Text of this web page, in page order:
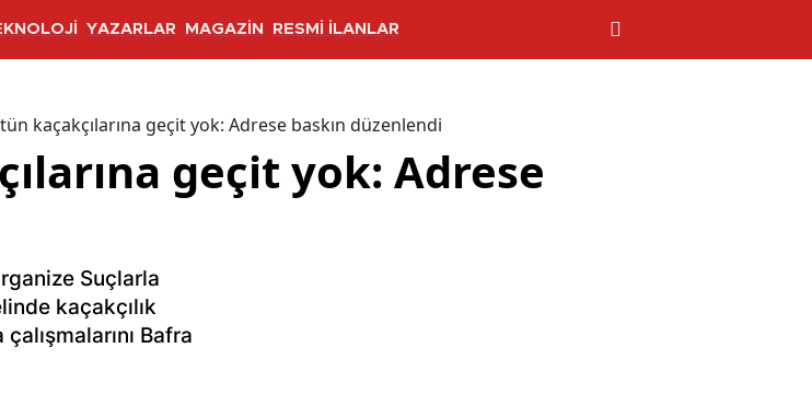
YAZARLAR MAGAZİN RESMİ İLANLAR
kaçakçılarına geçit yok: Adrese baskın düzenlendi
geçit yok: Adrese
Suçlarla
kaçakçılık
Bafra